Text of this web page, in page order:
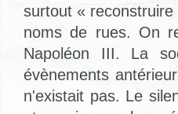
surtout «
noms de rues. On
Napoléon III. La
évènements
n'existait pas. Le